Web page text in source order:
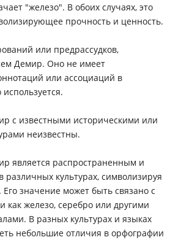
"железо". В обоих случаях, это
прочность и ценность.
или предрассудков,
Демир. Оно не имеет
или ассоциаций в
используется.
с известными историческими или
неизвестны.
является распространенным и
культурах, символизируя
значение может быть связано с
как железо, серебро или другими
В разных культурах и языках
небольшие отличия в орфографии